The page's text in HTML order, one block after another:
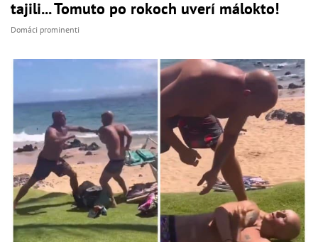
tajili... Tomuto po rokoch uverí málokto!
Domáci prominenti